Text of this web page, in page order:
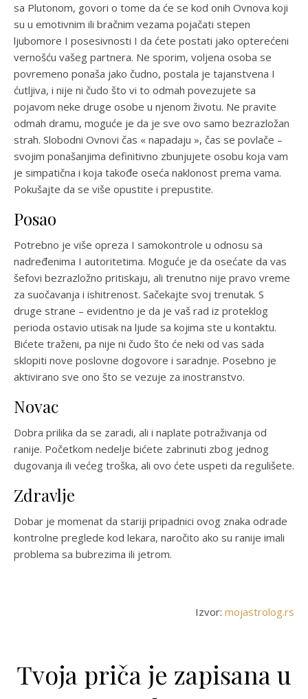
sa Plutonom, govori o tome da će se kod onih Ovnova koji
su u emotivnim ili bračnim vezama pojačati stepen
ljubomore I posesivnosti I da ćete postati jako opterećeni
vernošću vašeg partnera. Ne sporim, voljena osoba se
povremeno ponaša jako čudno, postala je tajanstvena I
ćutljiva, i nije ni čudo što vi to odmah povezujete sa
pojavom neke druge osobe u njenom životu. Ne pravite
odmah dramu, moguće je da je sve ovo samo bezrazložan
strah. Slobodni Ovnovi čas « napadaju », čas se povlače –
svojim ponašanjima definitivno zbunjujete osobu koja vam
je simpatična i koja takođe oseća naklonost prema vama.
Pokušajte da se više opustite i prepustite.
Posao
Potrebno je više opreza I samokontrole u odnosu sa
nadređenima I autoritetima. Moguće je da osećate da vas
šefovi bezrazložno pritiskaju, ali trenutno nije pravo vreme
za suočavanja i ishitrenost. Sačekajte svoj trenutak. S
druge strane – evidentno je da je vaš rad iz proteklog
perioda ostavio utisak na ljude sa kojima ste u kontaktu.
Bićete traženi, pa nije ni čudo što će neki od vas sada
sklopiti nove poslovne dogovore i saradnje. Posebno je
aktivirano sve ono što se vezuje za inostranstvo.
Novac
Dobra prilika da se zaradi, ali i naplate potraživanja od
ranije. Početkom nedelje bićete zabrinuti zbog jednog
dugovanja ili većeg troška, ali ovo ćete uspeti da regulišete.
Zdravlje
Dobar je momenat da stariji pripadnici ovog znaka odrade
kontrolne preglede kod lekara, naročito ako su ranije imali
problema sa bubrezima ili jetrom.
Izvor: mojastrolog.rs
Tvoja priča je zapisana u